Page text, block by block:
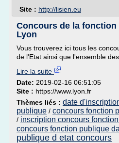
Site : http://lisien.eu
Concours de la
Lyon
Vous trouverez ici tous les
de l'Etat ainsi que l'ensemble des
Lire la suite
Date: 2019-02-16 06:51:05
Site : https://www.lyon.fr
Thèmes liés : date
publique / concours fonction
/ inscription concours
concours fonction publique
publique d etat concours